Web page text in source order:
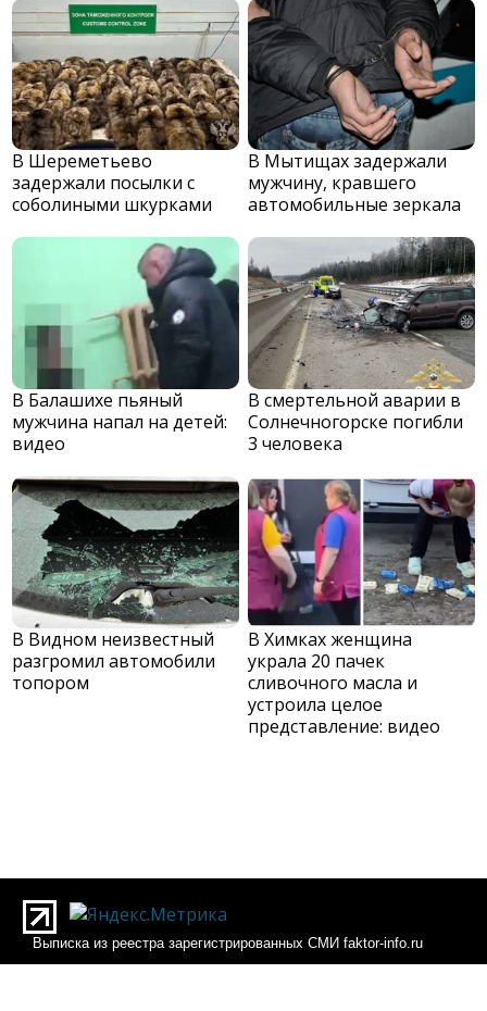
В Шереметьево
задержали посылки с
соболиными шкурками
В Мытищах задержали
мужчину, кравшего
автомобильные зеркала
В Балашихе пьяный
мужчина напал на детей:
видео
В смертельной аварии в
Солнечногорске погибли
3 человека
В Видном неизвестный
разгромил автомобили
топором
В Химках женщина
украла 20 пачек
сливочного масла и
устроила целое
представление: видео
Выписка из реестра зарегистрированных СМИ faktor-info.ru